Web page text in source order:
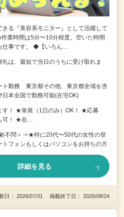
きる『美容系モニター』として活躍して
作業時間は5分〜10分程度。空いた時間
仕事です。 ◆【いろん…
は、最短で当日のうちに受け取れま
ト勤務 東京都その他、東京都全域を含
日本全国で勤務可能(在宅OK)
す！ ★単発（1日のみ）OK！ ★応募
可！ ★在…
不問＞⇒★特に20代〜50代の女性の登
ォンもしくはパソコンをお持ちの方
詳細を見る
日： 2026/07/31 掲載終了日： 2026/08/24